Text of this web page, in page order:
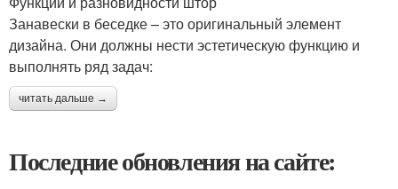
Занавески в беседке – это оригинальный элемент
дизайна. Они должны нести эстетическую функцию и
выполнять ряд задач:
читать дальше →
Последние обновления на сайте: